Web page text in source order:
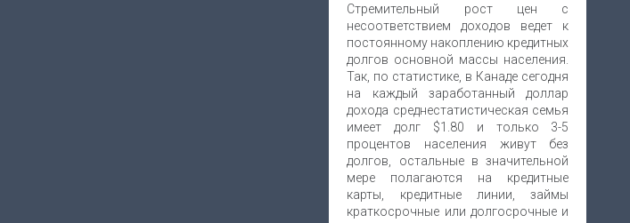
Стремительный рост цен с
несоответствием доходов ведет к
постоянному накоплению кредитных
долгов основной массы населения.
Так, по статистике, в Канаде сегодня
на каждый заработанный доллар
дохода среднестатистическая семья
имеет долг $1.80 и только 3-5
процентов населения живут без
долгов, остальные в значительной
мере полагаются на кредитные
карты, кредитные линии, займы
краткосрочные или долгосрочные и